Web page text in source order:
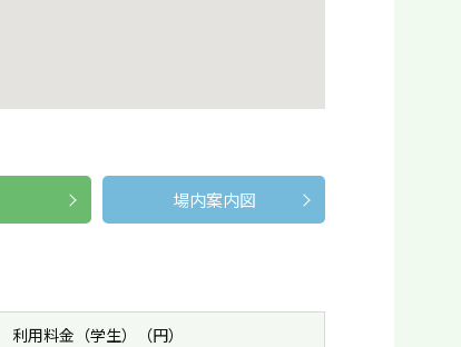
場内案内図
利用料金（学生）（円）